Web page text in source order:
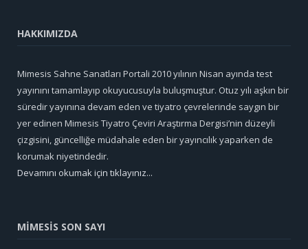
HAKKIMIZDA
Mimesis Sahne Sanatları Portali 2010 yılının Nisan ayında test
yayınını tamamlayıp okuyucusuyla buluşmuştur. Otuz yılı aşkın bir
süredir yayınına devam eden ve tiyatro çevrelerinde saygın bir
yer edinen Mimesis Tiyatro Çeviri Araştırma Dergisi’nin düzeyli
çizgisini, güncelliğe müdahale eden bir yayıncılık yaparken de
korumak niyetindedir.
Devamını okumak için tıklayınız...
MİMESİS SON SAYI